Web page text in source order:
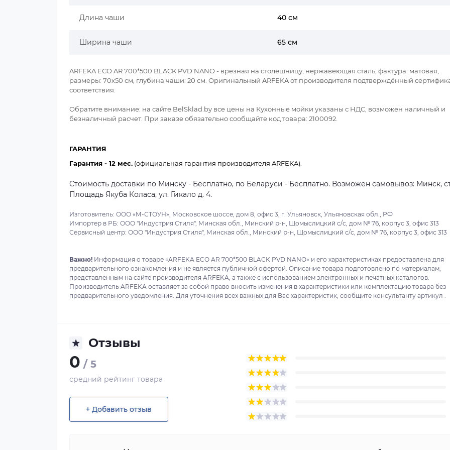
Длина чаши 40 см
Ширина чаши 65 см
ARFEKA ECO AR 700*500 BLACK PVD NANO - врезная на столешницу, нержавеющая сталь, фактура: матовая,
размеры: 70x50 см, глубина чаши: 20 см. Оригинальный ARFEKA от производителя подтверждённый
соответствия.
Обратите внимание: на сайте BelSklad.by все цены на Кухонные мойки указаны с НДС, возможен наличный и
безналичный расчет. При заказе обязательно сообщайте код товара: 2100092.
ГАРАНТИЯ
Гарантия - 12 мес. (официальная гарантия производителя ARFEKA).
Стоимость доставки по Минску - Бесплатно, по Беларуси - Бесплатно. Возможен самовывоз: Минск,
Площадь Якуба Коласа, ул. Гикало д. 4.
Изготовитель: ООО «М-СТОУН», Московское шоссе, дом 8, офис 3, г. Ульяновск, Ульяновская обл., РФ
Импортер в РБ: ООО "Индустрия Стиля", Минская обл., Минский р-н, Щомыслицкий с/с, дом № 76, корпус 3, офис 313
Сервисный центр: ООО "Индустрия Стиля", Минская обл., Минский р-н, Щомыслицкий с/с, дом № 76, корпус 3, офис 313
Важно! Информация о товаре «ARFEKA ECO AR 700*500 BLACK PVD NANO» и его характеристиках предоставлена для
предварительного ознакомления и не является публичной офертой. Описание товара подготовлено по материалам,
представленным на сайте производителя ARFEKA, а также с использованием электронных и печатных каталогов.
Производитель ARFEKA оставляет за собой право вносить изменения в характеристики или комплектацию товара без
предварительного уведомления. Для уточнения всех важных для Вас характеристик, сообщите консультанту артикул .
Отзывы
0 / 5
средний рейтинг товара
+ Добавить отзыв